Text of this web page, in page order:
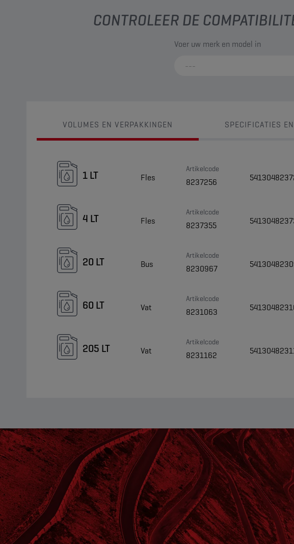
CONTROLEER DE
Voer uw merk en model in
VOLUMES EN VERPAKKINGEN SPECIFICATIES
1 LT Fles
Artikelcode
8237256
4 LT Fles
Artikelcode
8237355
20 LT Bus
Artikelcode
8230967
60 LT Vat
Artikelcode
8231063
205 LT Vat
Artikelcode
8231162